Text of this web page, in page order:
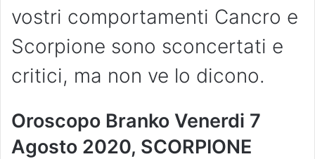
vostri comportamenti Cancro e
Scorpione sono sconcertati e
critici, ma non ve lo dicono.
Oroscopo Branko Venerdi 7
Agosto 2020, SCORPIONE